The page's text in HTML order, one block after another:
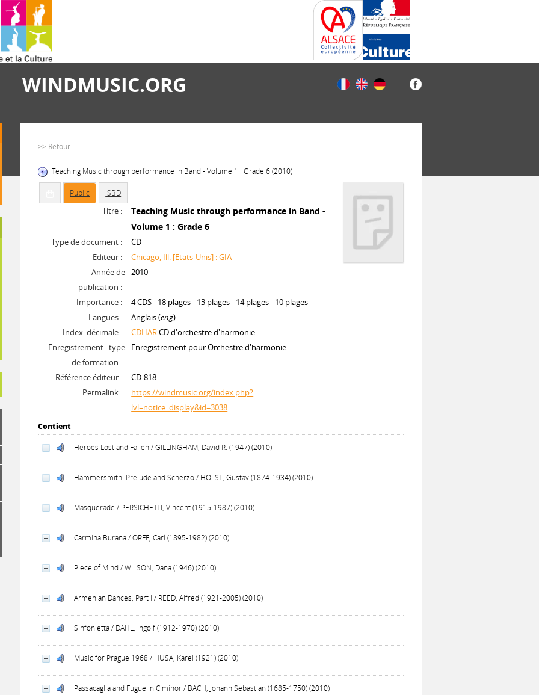
WINDMUSIC.ORG
>> Retour
Teaching Music through performance in Band - Volume 1 : Grade 6 (2010)
Public ISBD
Titre :
Teaching Music through performance in Band -
Volume 1 : Grade 6
Type de document :
CD
Editeur :
Chicago, Ill. [Etats-Unis] : GIA
Année de
publication :
2010
Importance :
4 CDS - 18 plages - 13 plages - 14 plages - 10 plages
Langues :
Anglais (eng)
Index. décimale :
CDHARCD d'orchestre d'harmonie
Enregistrement : type
de formation :
Enregistrement pour Orchestre d'harmonie
Référence éditeur :
CD-818
Permalink :
https://windmusic.org/index.php?
lvl=notice_display&id=3038
Contient
Heroes Lost and Fallen / GILLINGHAM, David R. (1947) (2010)
Hammersmith: Prelude and Scherzo / HOLST, Gustav (1874-1934) (2010)
Masquerade / PERSICHETTI, Vincent (1915-1987) (2010)
Carmina Burana / ORFF, Carl (1895-1982) (2010)
Piece of Mind / WILSON, Dana (1946) (2010)
Armenian Dances, Part I / REED, Alfred (1921-2005) (2010)
Sinfonietta / DAHL, Ingolf (1912-1970) (2010)
Music for Prague 1968 / HUSA, Karel (1921) (2010)
Passacaglia and Fugue in C minor / BACH, Johann Sebastian (1685-1750) (2010)